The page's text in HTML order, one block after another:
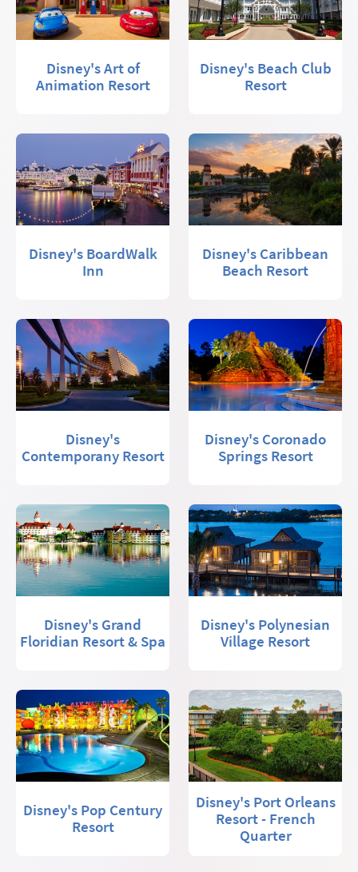
Disney's Art of
Animation Resort
Disney's Beach Club
Resort
Disney's BoardWalk
Inn
Disney's Caribbean
Beach Resort
Disney's
Contemporany Resort
Disney's Coronado
Springs Resort
Disney's Grand
Floridian Resort & Spa
Disney's Polynesian
Village Resort
Disney's Pop Century
Resort
Disney's Port Orleans
Resort - French
Quarter